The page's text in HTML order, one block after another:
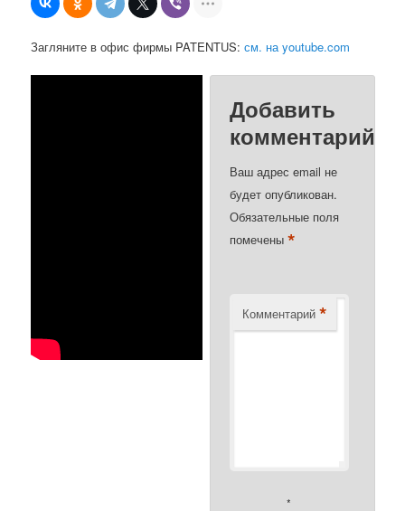
Загляните в офис фирмы PATENTUS:см. на youtube.com
Добавить
комментарий
Ваш адрес email не
будет опубликован.
Обязательные поля
помечены*
Комментарий *
*